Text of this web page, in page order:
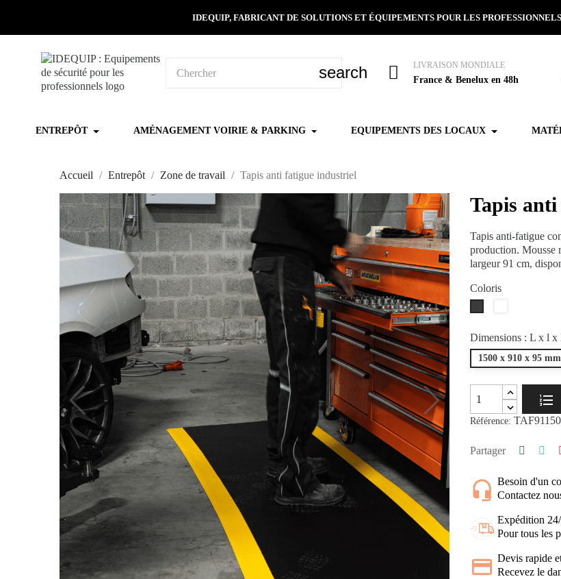
IDEQUIP, FABRICANT DE SOLUTIONS ET ÉQUIPEMENTS POUR LES
search LIVRAISON MONDIALE
France & Benelux en 48h
ENTREPÔT AMÉNAGEMENT VOIRIE & PARKING EQUIPEMENTS DES LOCAUX
Accueil Entrepôt Zone de travail Tapis anti fatigue industriel
Tapis
Tapis anti-fatigue
production. Mousse
largeur 91 cm,
Coloris
Dimensions : L x l x
1500 x 910 x 95 mm
Référence:
Partager
Besoin d'un
Contactez
Expédition
Pour tous les
Devis rapide
Recevez le